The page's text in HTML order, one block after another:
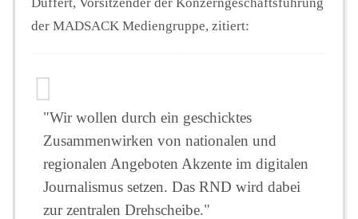
der MADSACK Mediengruppe, zitiert:
"Wir wollen durch ein geschicktes
Zusammenwirken von nationalen und
regionalen Angeboten Akzente im digitalen
Journalismus setzen. Das RND wird dabei
zur zentralen Drehscheibe."